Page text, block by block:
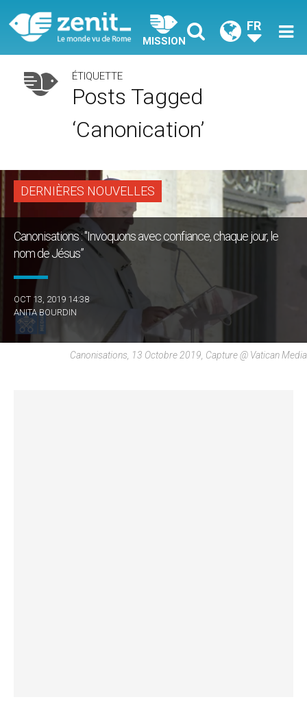
MISSION
FR
ÉTIQUETTE
Posts Tagged
‘canonication’
DERNIÈRES NOUVELLES
Canonisations : "Invoquons avec confiance, chaque jour, le
nom de Jésus”
OCT 13, 2019 14:38
ANITA BOURDIN
Canonisations, 13 Octobre 2019, Capture @ Vatican Media